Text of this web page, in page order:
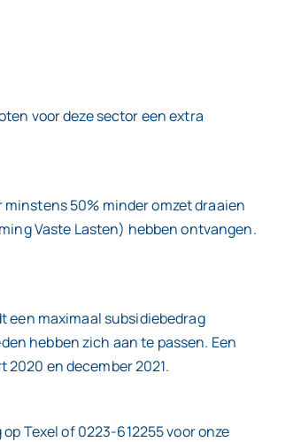
voor deze sector een extra
50% minder omzet draaien
Vaste Lasten) hebben ontvangen.
een maximaal subsidiebedrag
hebben zich aan te passen. Een
en december 2021.
Texel of 0223-612255 voor onze